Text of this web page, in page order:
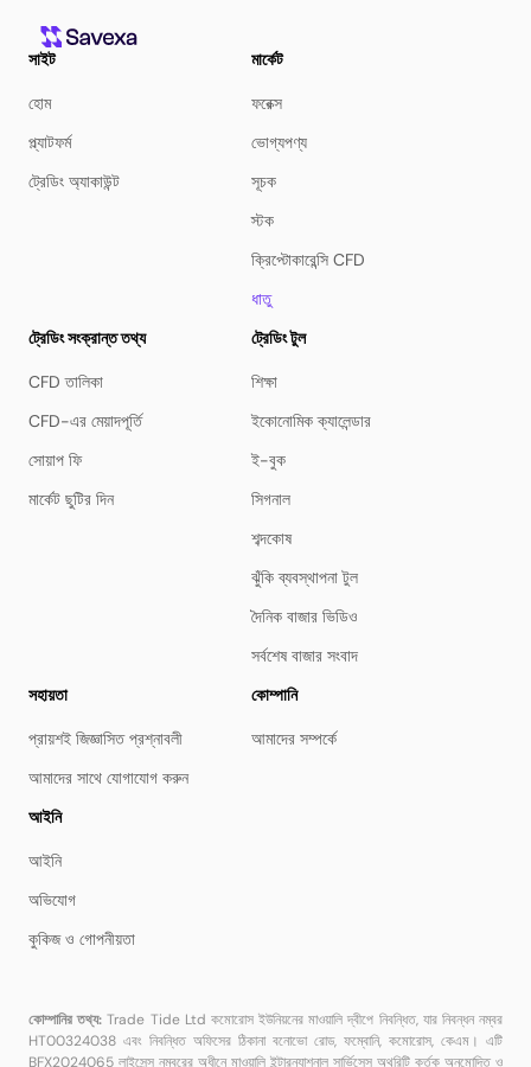
সাইট
হোম
প্ল্যাটফর্ম
ট্রেডিং অ্যাকাউন্ট
মার্কেট
ফরেক্স
ভোগ্যপণ্য
সূচক
স্টক
ক্রিপ্টোকারেন্সি CFD
ধাতু
ট্রেডিং সংক্রান্ত তথ্য
CFD তালিকা
CFD-এর মেয়াদপূর্তি
সোয়াপ ফি
মার্কেট ছুটির দিন
ট্রেডিং টুল
শিক্ষা
ইকোনোমিক ক্যালেন্ডার
ই-বুক
সিগনাল
শব্দকোষ
ঝুঁকি ব্যবস্থাপনা টুল
দৈনিক বাজার ভিডিও
সর্বশেষ বাজার সংবাদ
সহায়তা
প্রায়শই জিজ্ঞাসিত প্রশ্নাবলী
আমাদের সাথে যোগাযোগ করুন
কোম্পানি
আমাদের সম্পর্কে
আইনি
আইনি
অভিযোগ
কুকিজ ও গোপনীয়তা
কোম্পানির তথ্য: Trade Tide Ltd কমোরোস ইউনিয়নের মাওয়ালি দ্বীপে নিবন্ধিত, যার নিবন্ধন নম্বর
HT00324038 এবং নিবন্ধিত অফিসের ঠিকানা বনোভো রোড, ফম্বোনি, কমোরোস, কেএম। এটি
BFX2024065 লাইসেন্স নম্বরের অধীনে মাওয়ালি ইন্টারন্যাশনাল সার্ভিসেস অথরিটি কর্তৃক অনুমোদিত ও